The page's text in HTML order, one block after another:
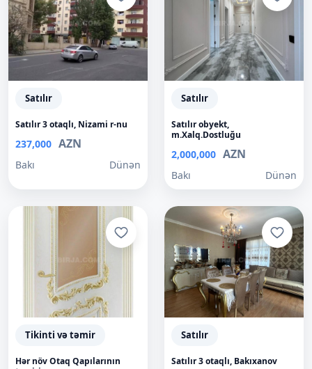
Satılır
Satılır 3 otaqlı, Nizami r-nu
237,000 AZN
Bakı Dünən
Satılır
Satılır obyekt,
m.Xalq.Dostluğu
2,000,000 AZN
Bakı Dünən
Tikinti və təmir
Hər növ Otaq Qapılarının
Satılır
Satılır 3 otaqlı, Bakıxanov